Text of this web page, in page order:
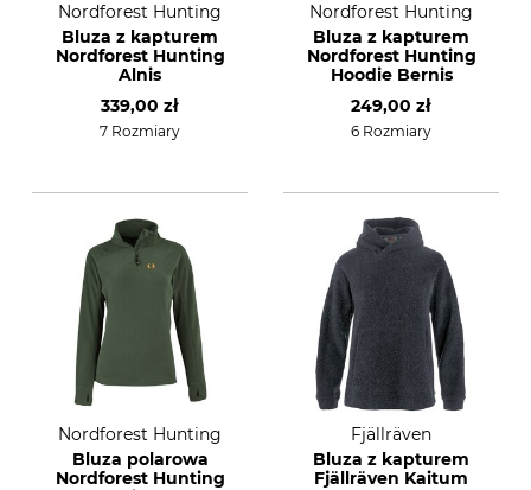
Nordforest Hunting
Bluza z kapturem
Nordforest Hunting
Alnis
339,00 zł
7 Rozmiary
Nordforest Hunting
Bluza z kapturem
Nordforest Hunting
Hoodie Bernis
249,00 zł
6 Rozmiary
Nordforest Hunting
Bluza polarowa
Nordforest Hunting
Fjällräven
Bluza z kapturem
Fjällräven Kaitum